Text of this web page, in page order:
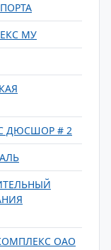
МУ
ДЮСШОР # 2
ОАО